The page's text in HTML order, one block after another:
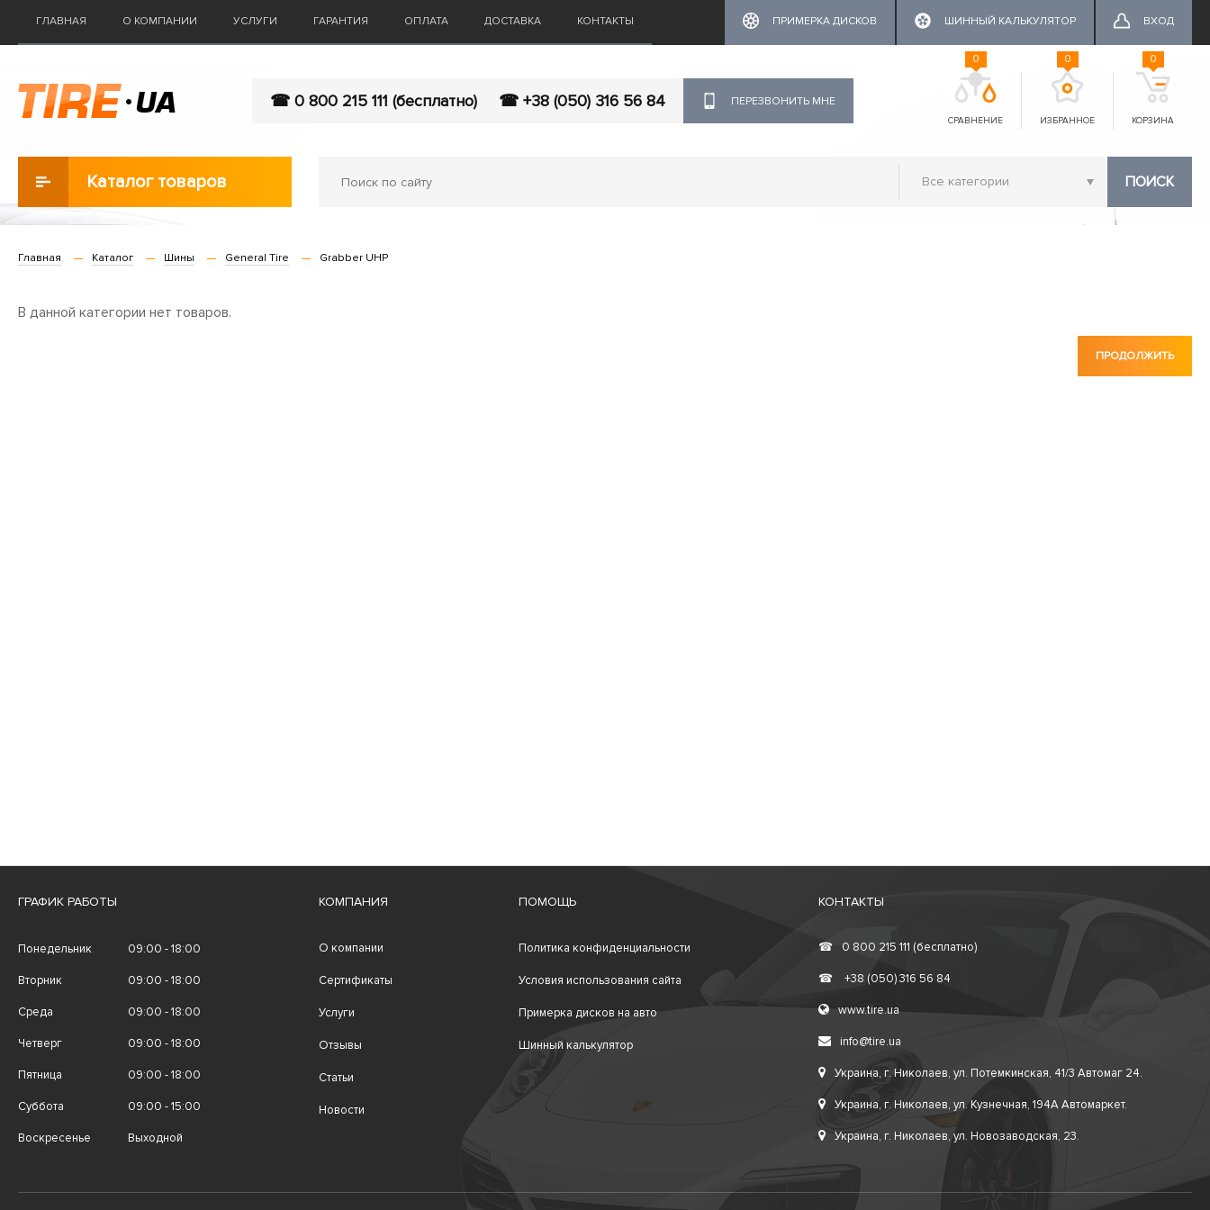
ГЛАВНАЯ О КОМПАНИИ УСЛУГИ ГАРАНТИЯ ОПЛАТА ДОСТАВКА КОНТАКТЫ ПРИМЕРКА ДИСКОВ ШИННЫЙ КАЛЬКУЛЯТОР ВХОД
☎ 0 800 215 111 (бесплатно) ☎ +38 (050) 316 56 84 ПЕРЕЗВОНИТЬ МНЕ
СРАВНЕНИЕ
0
ИЗБРАННОЕ
0
КОРЗИНА
0
Каталог товаров ПОИСК
Главная Каталог Шины General Tire Grabber UHP
В данной категории нет товаров.
ПРОДОЛЖИТЬ
ГРАФИК РАБОТЫ
Понедельник 09:00 - 18:00
Вторник 09:00 - 18:00
Среда 09:00 - 18:00
Четверг 09:00 - 18:00
Пятница 09:00 - 18:00
Суббота 09:00 - 15:00
Воскресенье Выходной
КОМПАНИЯ
О компании
Сертификаты
Услуги
Отзывы
Статьи
Новости
ПОМОЩЬ
Политика конфиденциальности
Условия использования сайта
Примерка дисков на авто
Шинный калькулятор
КОНТАКТЫ
☎ 0 800 215 111 (бесплатно)
☎ +38 (050) 316 56 84
www.tire.ua
info@tire.ua
Украина, г. Николаев, ул. Потемкинская, 41/3 Автомаг 24.
Украина, г. Николаев, ул. Кузнечная, 194А Автомаркет.
Украина, г. Николаев, ул. Новозаводская, 23.